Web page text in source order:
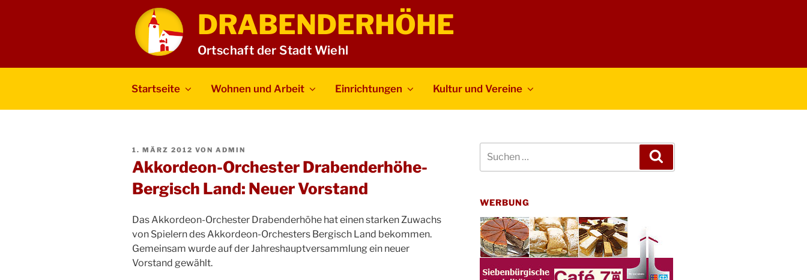
DRABENDERHÖHE
Ortschaft der Stadt Wiehl
Startseite Wohnen und Arbeit Einrichtungen Kultur und Vereine
VERÖFFENTLICHT
1. MÄRZ 2012 VON ADMIN
Akkordeon-Orchester Drabenderhöhe-
Bergisch Land: Neuer Vorstand
Das Akkordeon-Orchester Drabenderhöhe hat einen starken Zuwachs
von Spielern des Akkordeon-Orchesters Bergisch Land bekommen.
Gemeinsam wurde auf der Jahreshauptversammlung ein neuer
Vorstand gewählt.
nach:
WERBUNG